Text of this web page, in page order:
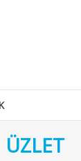
ÜZLET